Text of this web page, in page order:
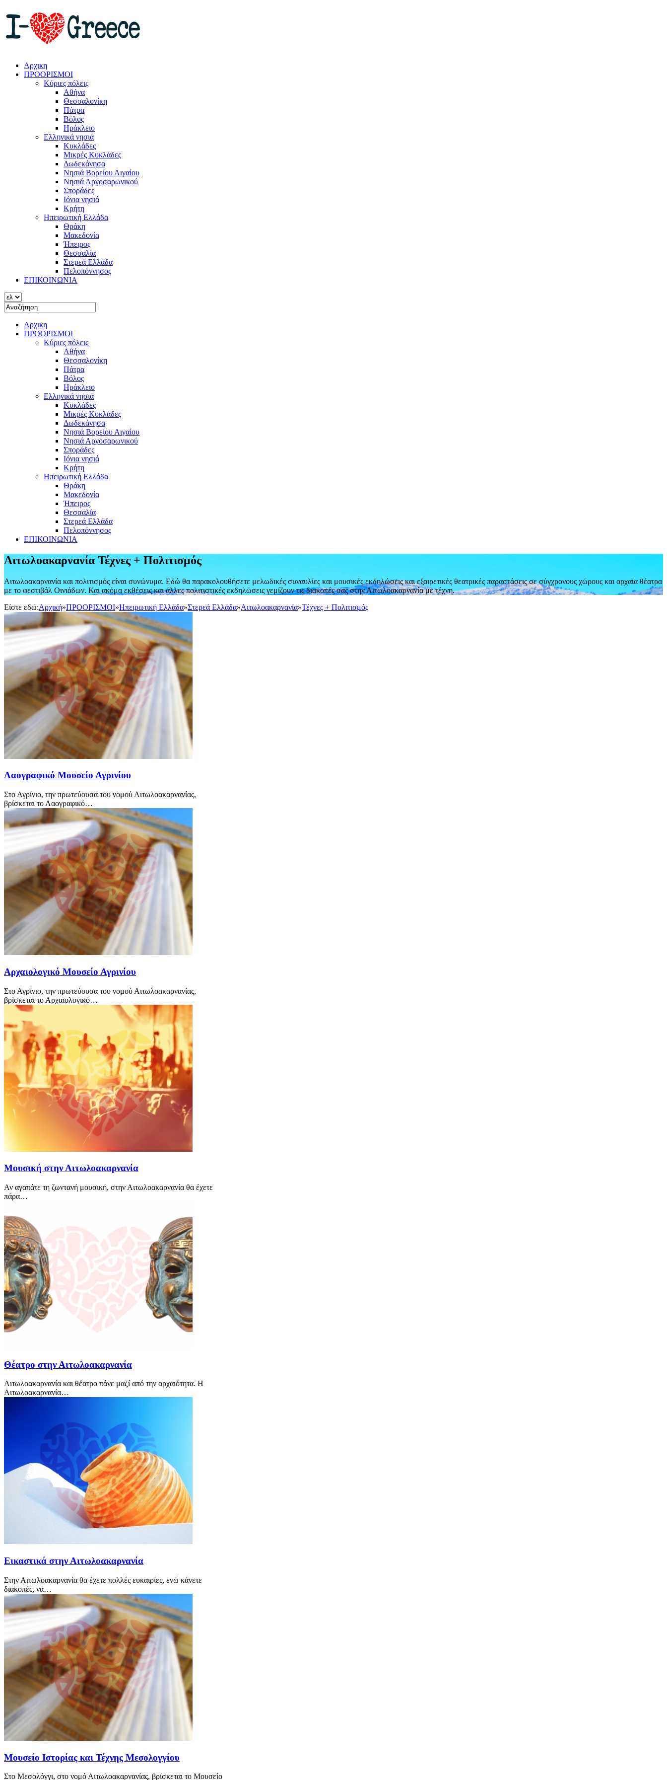
Αρχικη
ΠΡΟΟΡΙΣΜΟΙ
Κύριες πόλεις
Αθήνα
Θεσσαλονίκη
Πάτρα
Βόλος
Ηράκλειο
Ελληνικά νησιά
Κυκλάδες
Μικρές Κυκλάδες
Δωδεκάνησα
Νησιά Βορείου Αιγαίου
Νησιά Αργοσαρωνικού
Σποράδες
Ιόνια νησιά
Κρήτη
Ηπειρωτική Ελλάδα
Θράκη
Μακεδονία
Ήπειρος
Θεσσαλία
Στερεά Ελλάδα
Πελοπόννησος
ΕΠΙΚΟΙΝΩΝΙΑ
Αρχικη
ΠΡΟΟΡΙΣΜΟΙ
Κύριες πόλεις
Αθήνα
Θεσσαλονίκη
Πάτρα
Βόλος
Ηράκλειο
Ελληνικά νησιά
Κυκλάδες
Μικρές Κυκλάδες
Δωδεκάνησα
Νησιά Βορείου Αιγαίου
Νησιά Αργοσαρωνικού
Σποράδες
Ιόνια νησιά
Κρήτη
Ηπειρωτική Ελλάδα
Θράκη
Μακεδονία
Ήπειρος
Θεσσαλία
Στερεά Ελλάδα
Πελοπόννησος
ΕΠΙΚΟΙΝΩΝΙΑ
Αιτωλοακαρνανία Τέχνες + Πολιτισμός
Αιτωλοακαρνανία και πολιτισμός είναι συνώνυμα. Εδώ θα παρακολουθήσετε μελωδικές συναυλίες και μουσικές εκδηλώσεις και εξαιρετικές θεατρικές παραστάσεις σε σύγχρονους χώρους και αρχαία θέατρα
με το φεστιβάλ Οινιάδων. Και ακόμα εκθέσεις και άλλες πολιτιστικές εκδηλώσεις γεμίζουν τις διακοπές σας στην Αιτωλοακαρνανία με τέχνη.
Είστε εδώ:Αρχική»ΠΡΟΟΡΙΣΜΟΙ»Ηπειρωτική Ελλάδα»Στερεά Ελλάδα»Αιτωλοακαρνανία»Τέχνες + Πολιτισμός
Λαογραφικό Μουσείο Αγρινίου
Στο Αγρίνιο, την πρωτεύουσα του νομού Αιτωλοακαρνανίας,
βρίσκεται το Λαογραφικό…
Αρχαιολογικό Μουσείο Αγρινίου
Στο Αγρίνιο, την πρωτεύουσα του νομού Αιτωλοακαρνανίας,
βρίσκεται το Αρχαιολογικό…
Μουσική στην Αιτωλοακαρνανία
Αν αγαπάτε τη ζωντανή μουσική, στην Αιτωλοακαρνανία θα έχετε
πάρα…
Θέατρο στην Αιτωλοακαρνανία
Αιτωλοακαρνανία και θέατρο πάνε μαζί από την αρχαιότητα. Η
Αιτωλοακαρνανία…
Εικαστικά στην Αιτωλοακαρνανία
Στην Αιτωλοακαρνανία θα έχετε πολλές ευκαιρίες, ενώ κάνετε
διακοπές, να…
Μουσείο Ιστορίας και Τέχνης Μεσολογγίου
Στο Μεσολόγγι, στο νομό Αιτωλοακαρνανίας, βρίσκεται το Μουσείο